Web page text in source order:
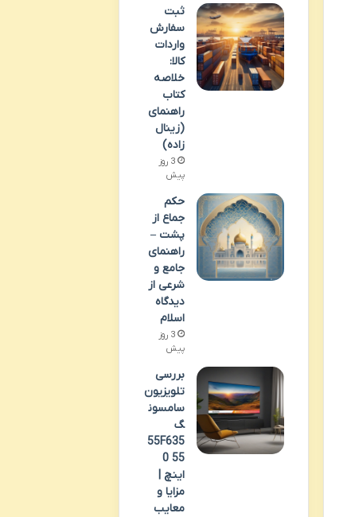
ثبت
سفارش
واردات
کالا:
خلاصه
کتاب
راهنمای
(زینال
زاده)
3 روز
پیش
حکم
جماع از
پشت –
راهنمای
جامع و
شرعی از
دیدگاه
اسلام
3 روز
پیش
بررسی
تلویزیون
سامسون
گ
55F635
0 55
اینچ |
مزایا و
معایب